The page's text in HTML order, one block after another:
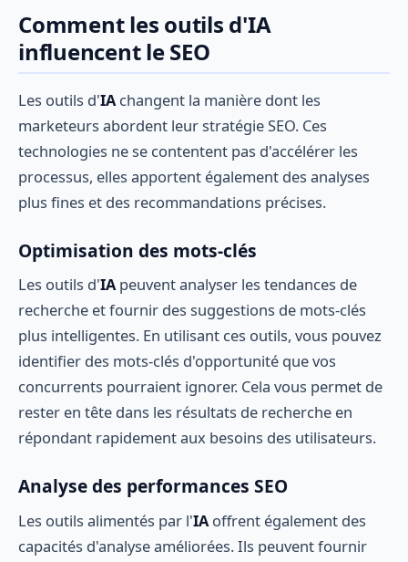
Comment les outils d'IA
influencent le SEO
Les outils d'IAchangent la manière dont les
marketeurs abordent leur stratégie SEO. Ces
technologies ne se contentent pas d'accélérer les
processus, elles apportent également des analyses
plus fines et des recommandations précises.
Optimisation des mots-clés
Les outils d'IApeuvent analyser les tendances de
recherche et fournir des suggestions de mots-clés
plus intelligentes. En utilisant ces outils, vous pouvez
identifier des mots-clés d'opportunité que vos
concurrents pourraient ignorer. Cela vous permet de
rester en tête dans les résultats de recherche en
répondant rapidement aux besoins des utilisateurs.
Analyse des performances SEO
Les outils alimentés par l'IA offrent également des
capacités d'analyse améliorées. Ils peuvent fournir